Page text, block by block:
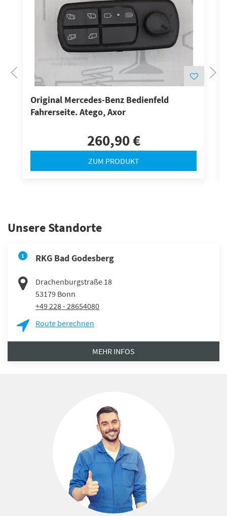
Original Mercedes-Benz Bedienfeld
Fahrerseite. Atego, Axor
260,90 €
ZUM PRODUKT
Unsere Standorte
1 RKG Bad Godesberg
Drachenburgstraße 18
53179 Bonn
+49 228 - 28654080
Route berechnen
MEHR INFOS